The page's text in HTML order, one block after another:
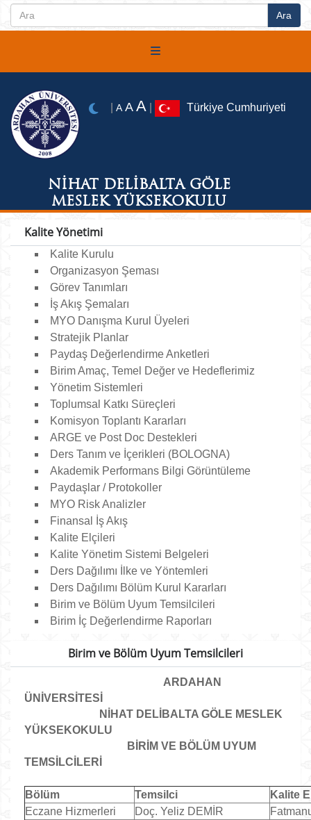
NİHAT DELİBALTA GÖLE
MESLEK YÜKSEKOKULU
A A A Türkiye Cumhuriyeti
Kalite Yönetimi
Kalite Kurulu
Organizasyon Şeması
Görev Tanımları
İş Akış Şemaları
MYO Danışma Kurul Üyeleri
Stratejik Planlar
Paydaş Değerlendirme Anketleri
Birim Amaç, Temel Değer ve Hedeflerimiz
Yönetim Sistemleri
Toplumsal Katkı Süreçleri
Komisyon Toplantı Kararları
ARGE ve Post Doc Destekleri
Ders Tanım ve İçerikleri (BOLOGNA)
Akademik Performans Bilgi Görüntüleme
Paydaşlar / Protokoller
MYO Risk Analizler
Finansal İş Akış
Kalite Elçileri
Kalite Yönetim Sistemi Belgeleri
Ders Dağılımı İlke ve Yöntemleri
Ders Dağılımı Bölüm Kurul Kararları
Birim ve Bölüm Uyum Temsilcileri
Birim İç Değerlendirme Raporları
Birim ve Bölüm Uyum Temsilcileri
ARDAHAN
ÜNİVERSİTESİ
NİHAT DELİBALTA GÖLE MESLEK
YÜKSEKOKULU
BİRİM VE BÖLÜM UYUM
TEMSİLCİLERİ
Bölüm Temsilci
Kalite
Eczane Hizmerleri
Doç. Yeliz DEMİR